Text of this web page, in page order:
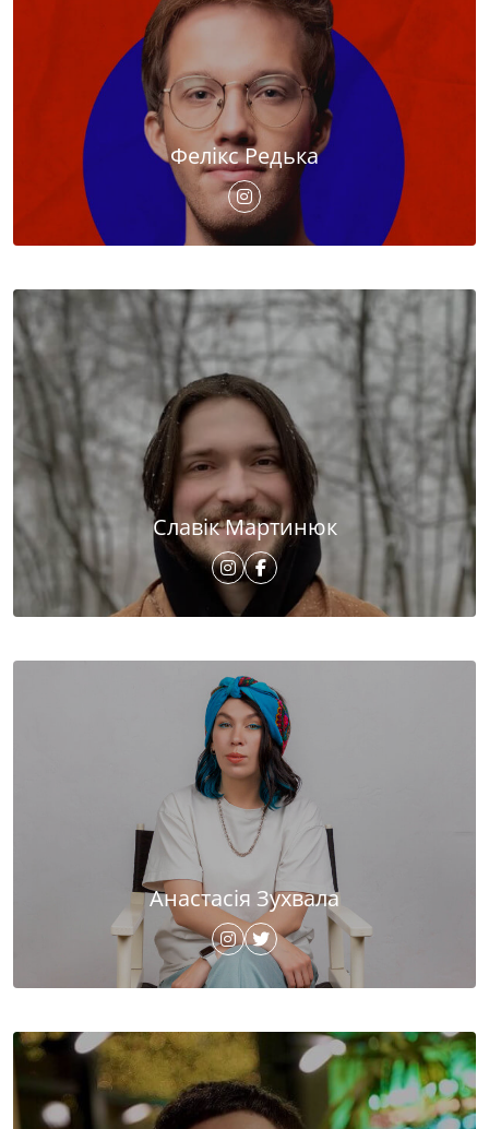
Фелікс Редька
Славік Мартинюк
Анастасія Зухвала